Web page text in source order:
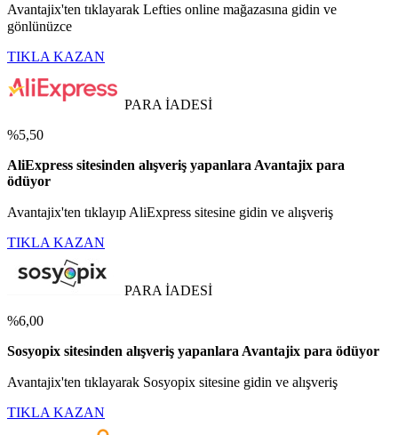
Avantajix'ten tıklayarak Lefties online mağazasına gidin ve
gönlünüzce
TIKLA KAZAN
PARA İADESİ
%5,50
AliExpress sitesinden alışveriş yapanlara Avantajix para
ödüyor
Avantajix'ten tıklayıp AliExpress sitesine gidin ve alışveriş
TIKLA KAZAN
PARA İADESİ
%6,00
Sosyopix sitesinden alışveriş yapanlara Avantajix para ödüyor
Avantajix'ten tıklayarak Sosyopix sitesine gidin ve alışveriş
TIKLA KAZAN